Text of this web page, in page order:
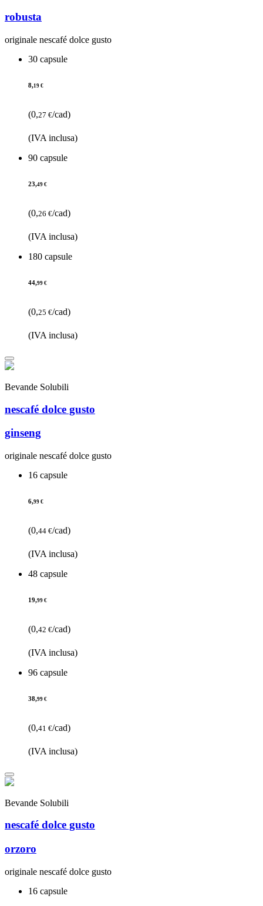
robusta
originale nescafé dolce gusto
30 capsule
8,19 €
(0,27 €/cad)
(IVA inclusa)
90 capsule
23,49 €
(0,26 €/cad)
(IVA inclusa)
180 capsule
44,99 €
(0,25 €/cad)
(IVA inclusa)
Bevande Solubili
nescafé dolce gusto
ginseng
originale nescafé dolce gusto
16 capsule
6,99 €
(0,44 €/cad)
(IVA inclusa)
48 capsule
19,99 €
(0,42 €/cad)
(IVA inclusa)
96 capsule
38,99 €
(0,41 €/cad)
(IVA inclusa)
Bevande Solubili
nescafé dolce gusto
orzoro
originale nescafé dolce gusto
16 capsule